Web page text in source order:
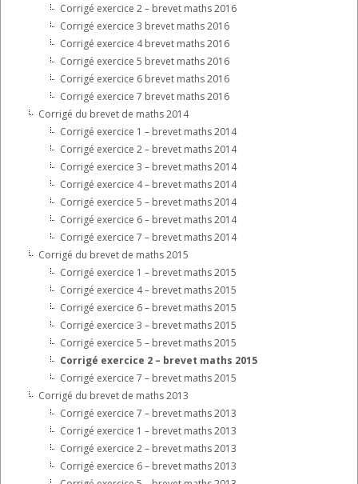
Corrigé exercice 2 – brevet maths 2016
Corrigé exercice 3 brevet maths 2016
Corrigé exercice 4 brevet maths 2016
Corrigé exercice 5 brevet maths 2016
Corrigé exercice 6 brevet maths 2016
Corrigé exercice 7 brevet maths 2016
Corrigé du brevet de maths 2014
Corrigé exercice 1 – brevet maths 2014
Corrigé exercice 2 – brevet maths 2014
Corrigé exercice 3 – brevet maths 2014
Corrigé exercice 4 – brevet maths 2014
Corrigé exercice 5 – brevet maths 2014
Corrigé exercice 6 – brevet maths 2014
Corrigé exercice 7 – brevet maths 2014
Corrigé du brevet de maths 2015
Corrigé exercice 1 – brevet maths 2015
Corrigé exercice 4 – brevet maths 2015
Corrigé exercice 6 – brevet maths 2015
Corrigé exercice 3 – brevet maths 2015
Corrigé exercice 5 – brevet maths 2015
Corrigé exercice 2 – brevet maths 2015
Corrigé exercice 7 – brevet maths 2015
Corrigé du brevet de maths 2013
Corrigé exercice 7 – brevet maths 2013
Corrigé exercice 1 – brevet maths 2013
Corrigé exercice 2 – brevet maths 2013
Corrigé exercice 6 – brevet maths 2013